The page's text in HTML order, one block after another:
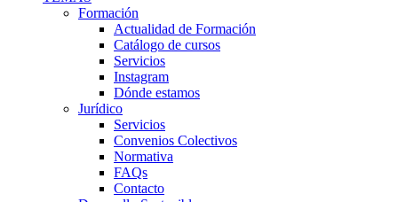
Formación
Actualidad de Formación
Catálogo de cursos
Servicios
Instagram
Dónde estamos
Jurídico
Servicios
Convenios Colectivos
Normativa
FAQs
Contacto